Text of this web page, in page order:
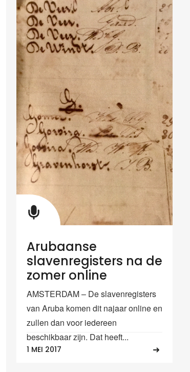
Arubaanse
slavenregisters na de
zomer online
AMSTERDAM – De slavenregisters
van Aruba komen dit najaar online en
zullen dan voor iedereen
beschikbaar zijn. Dat heeft...
1 MEI 2017